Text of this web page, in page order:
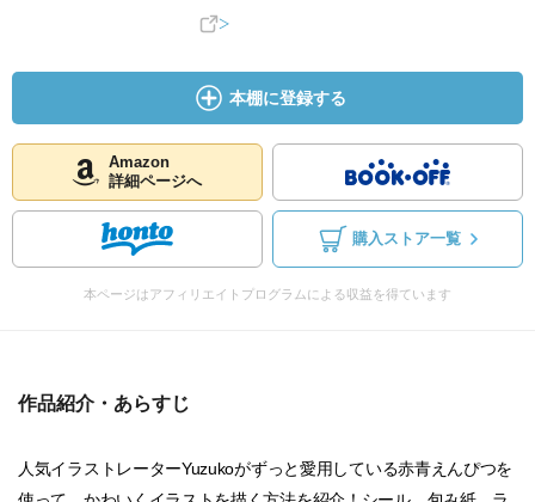
本棚に登録する
Amazon
詳細ページへ
購入ストア一覧
本ページはアフィリエイトプログラムによる収益を得ています
作品紹介・あらすじ
人気イラストレーターYuzukoがずっと愛用している赤青えんぴつを